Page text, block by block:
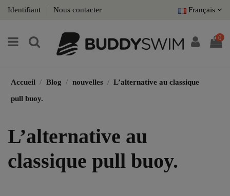
Identifiant Nous contacter Français
0
Accueil Blog nouvelles
L’alternative au classique
pull buoy.
L’alternative au
classique pull buoy.